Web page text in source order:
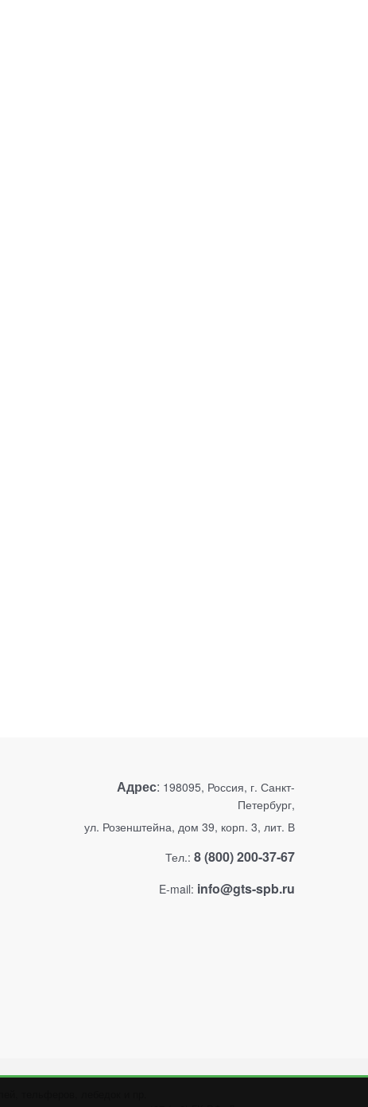
Адрес: 198095, Россия, г. Санкт-
Петербург,
ул. Розенштейна, дом 39, корп. 3, лит. В
Тел.: 8 (800) 200-37-67
E-mail: info@gts-spb.ru
тельферов, лебедок и пр.